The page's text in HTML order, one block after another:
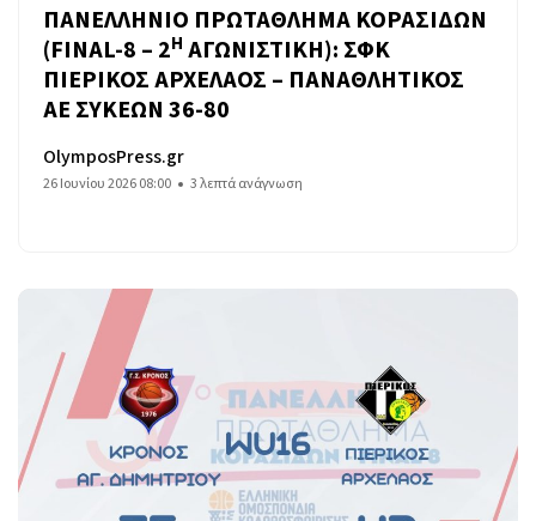
ΠΑΝΕΛΛΗΝΙΟ ΠΡΩΤΑΘΛΗΜΑ ΚΟΡΑΣΙΔΩΝ
(FINAL-8 – 2Η ΑΓΩΝΙΣΤΙΚΗ): ΣΦΚ
ΠΙΕΡΙΚΟΣ ΑΡΧΕΛΑΟΣ – ΠΑΝΑΘΛΗΤΙΚΟΣ
ΑΕ ΣΥΚΕΩΝ 36-80
OlymposPress.gr
26 Ιουνίου 2026 08:00 3 λεπτά ανάγνωση